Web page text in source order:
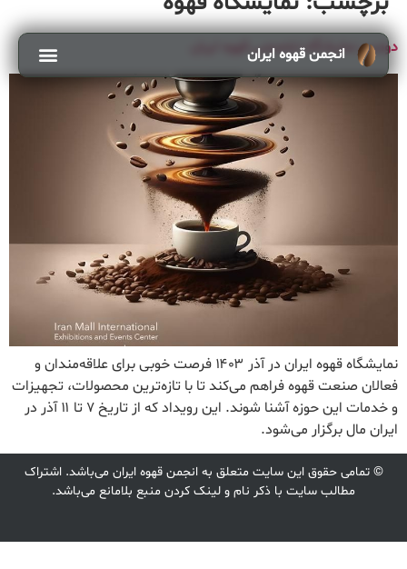
انجمن قهوه ایران
دومین نمایشگاه تخصصی قهوه ایران
نمایشگاه قهوه ایران در آذر ۱۴۰۳ فرصت خوبی برای علاقه‌مندان و
فعالان صنعت قهوه فراهم می‌کند تا با تازه‌ترین محصولات، تجهیزات
و خدمات این حوزه آشنا شوند. این رویداد که از تاریخ ۷ تا ۱۱ آذر در
ایران مال برگزار می‌شود.
© تمامی حقوق این سایت متعلق به انجمن قهوه ایران می‌باشد. اشتراک
مطالب سایت با ذکر نام و لینک کردن منبع بلامانع می‌باشد.